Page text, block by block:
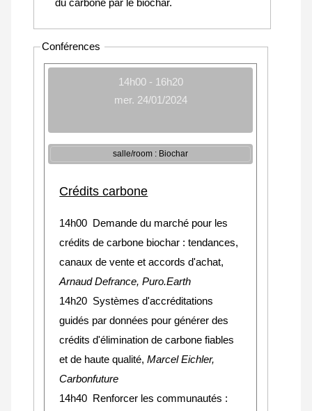
Conférences
14h00 - 16h20
mer. 24/01/2024
salle/room : Biochar
Crédits carbone
14h00 Demande du marché pour les
crédits de carbone biochar : tendances,
canaux de vente et accords d'achat,
Arnaud Defrance, Puro.Earth
14h20 Systèmes d'accréditations
guidés par données pour générer des
crédits d'élimination de carbone fiables
et de haute qualité, Marcel Eichler,
Carbonfuture
14h40 Renforcer les communautés :